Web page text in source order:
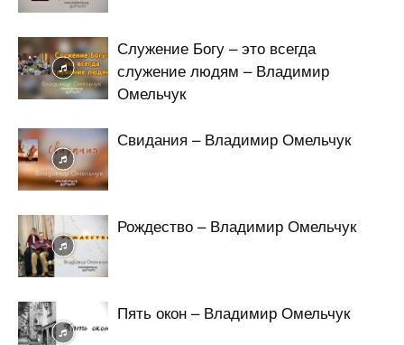
Служение Богу – это всегда
служение людям – Владимир
Омельчук
Свидания – Владимир Омельчук
Рождество – Владимир Омельчук
Пять окон – Владимир Омельчук